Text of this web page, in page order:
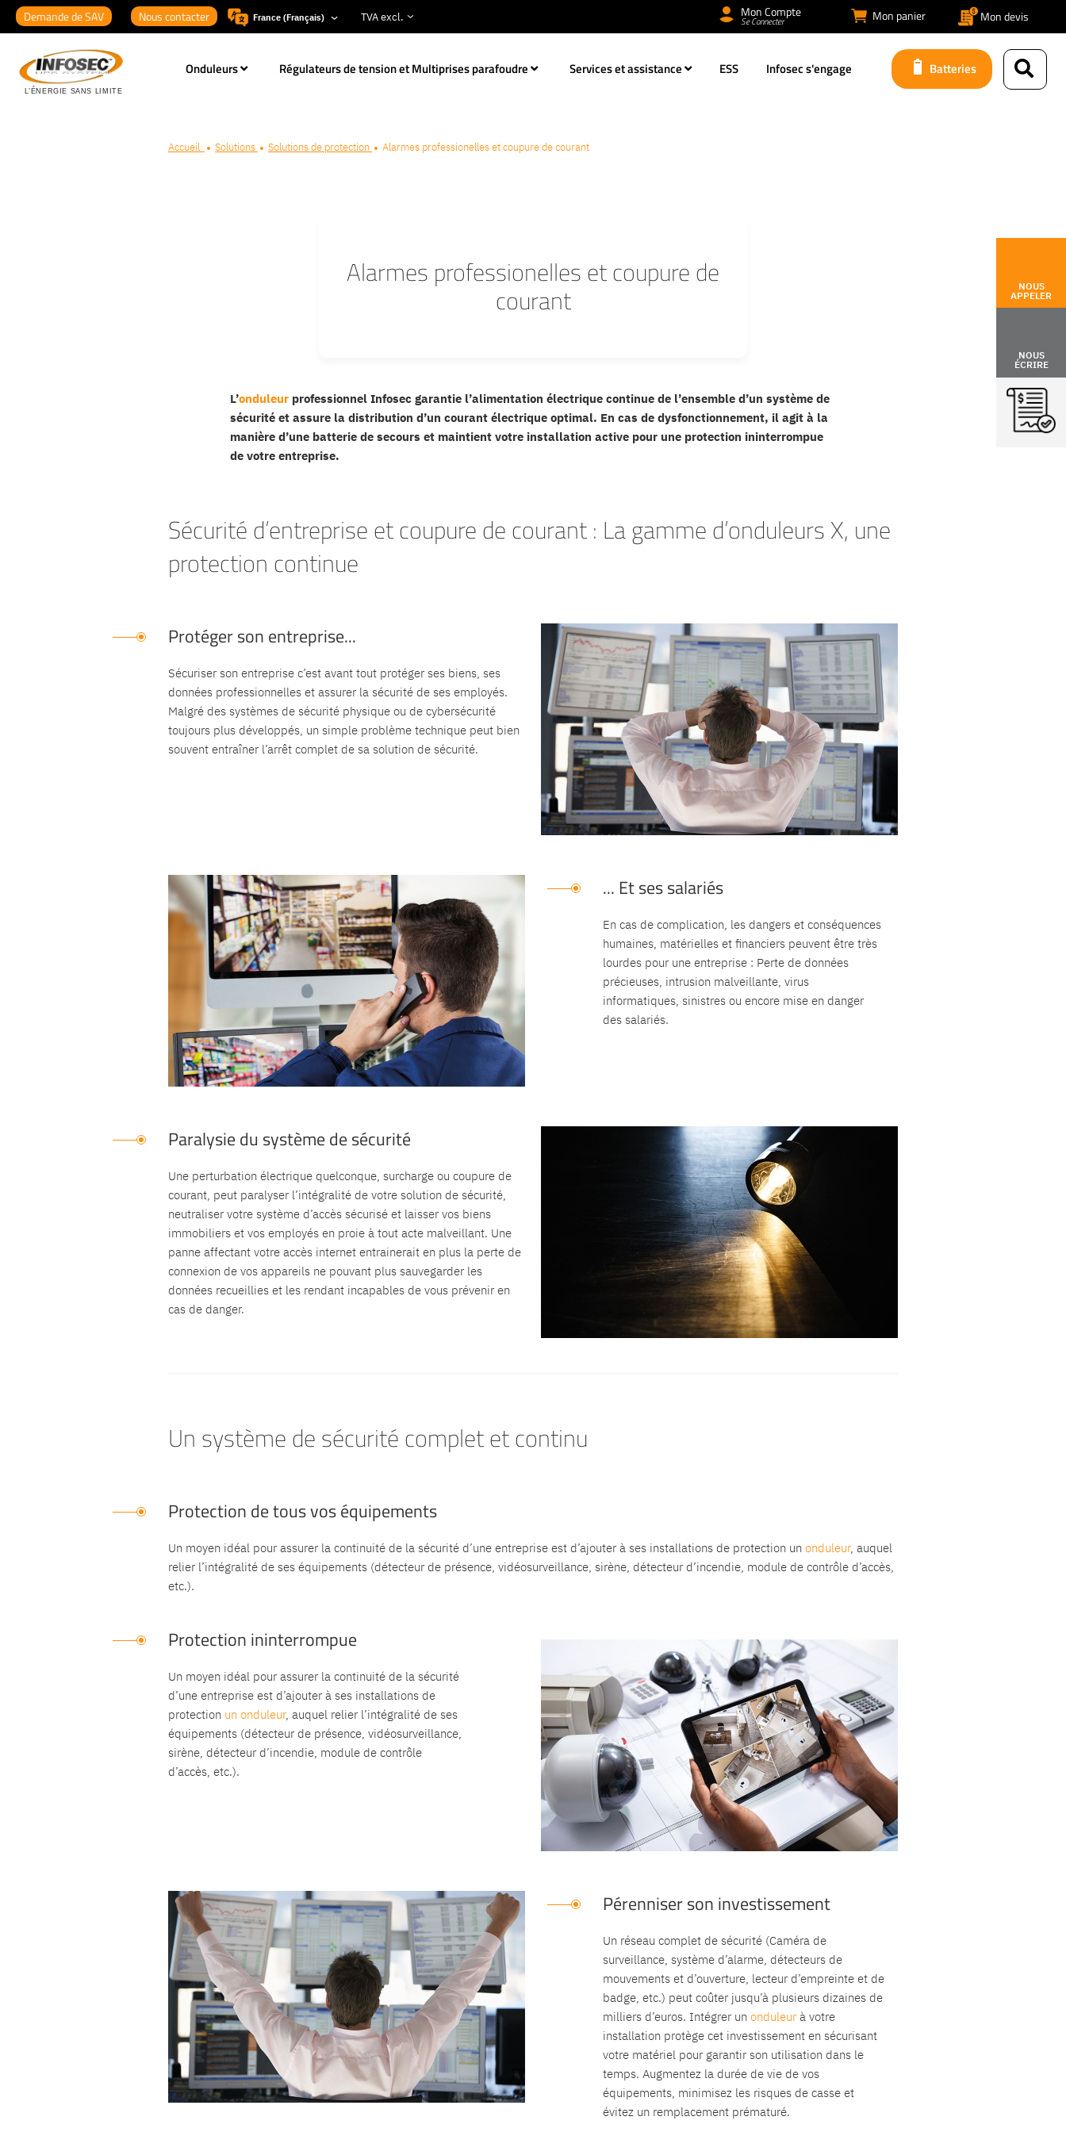
Mon panier Mon devis
Mon Compte
Se Connecter
Demande de SAV Nous contacter France (Français)
NOUS
APPELER
NOUS
ÉCRIRE
Onduleurs Régulateurs de tension et Multiprises parafoudre Services et assistance ESS Infosec s'engage Batteries
Accueil Solutions Solutions de protection Alarmes professionelles et coupure de courant
Alarmes professionelles et coupure de
courant
L’onduleur professionnel Infosec garantie l’alimentation électrique continue de l’ensemble d’un système de
sécurité et assure la distribution d’un courant électrique optimal. En cas de dysfonctionnement, il agit à la
manière d’une batterie de secours et maintient votre installation active pour une protection ininterrompue
de votre entreprise.
Sécurité d’entreprise et coupure de courant : La gamme d’onduleurs X, une
protection continue
Protéger son entreprise...
Sécuriser son entreprise c’est avant tout protéger ses biens, ses
données professionnelles et assurer la sécurité de ses employés.
Malgré des systèmes de sécurité physique ou de cybersécurité
toujours plus développés, un simple problème technique peut bien
souvent entraîner l’arrêt complet de sa solution de sécurité.
... Et ses salariés
En cas de complication, les dangers et conséquences
humaines, matérielles et financiers peuvent être très
lourdes pour une entreprise : Perte de données
précieuses, intrusion malveillante, virus
informatiques, sinistres ou encore mise en danger
des salariés.
Paralysie du système de sécurité
Une perturbation électrique quelconque, surcharge ou coupure de
courant, peut paralyser l’intégralité de votre solution de sécurité,
neutraliser votre système d’accès sécurisé et laisser vos biens
immobiliers et vos employés en proie à tout acte malveillant. Une
panne affectant votre accès internet entrainerait en plus la perte de
connexion de vos appareils ne pouvant plus sauvegarder les
données recueillies et les rendant incapables de vous prévenir en
cas de danger.
Un système de sécurité complet et continu
Protection de tous vos équipements
Un moyen idéal pour assurer la continuité de la sécurité d’une entreprise est d’ajouter à ses installations de protection un onduleur, auquel
relier l’intégralité de ses équipements (détecteur de présence, vidéosurveillance, sirène, détecteur d’incendie, module de contrôle d’accès,
etc.).
Protection ininterrompue
Un moyen idéal pour assurer la continuité de la sécurité
d’une entreprise est d’ajouter à ses installations de
protection un onduleur, auquel relier l’intégralité de ses
équipements (détecteur de présence, vidéosurveillance,
sirène, détecteur d’incendie, module de contrôle
d’accès, etc.).
Pérenniser son investissement
Un réseau complet de sécurité (Caméra de
surveillance, système d’alarme, détecteurs de
mouvements et d’ouverture, lecteur d’empreinte et de
badge, etc.) peut coûter jusqu’à plusieurs dizaines de
milliers d’euros. Intégrer unonduleurà votre
installation protège cet investissement en sécurisant
votre matériel pour garantir son utilisation dans le
temps. Augmentez la durée de vie de vos
équipements, minimisez les risques de casse et
évitez un remplacement prématuré.